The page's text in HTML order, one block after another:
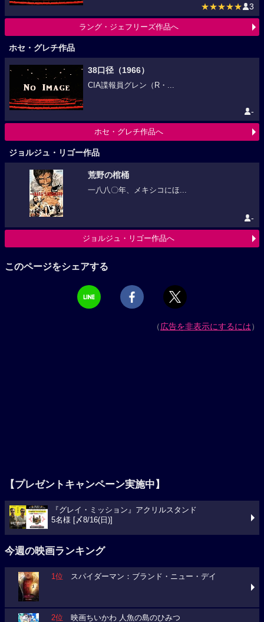
★★★★★ 3
ラング・ジェフリーズ作品へ
ホセ・グレチ作品
38口径（1966）
CIA諜報員グレン（R・...
-
ホセ・グレチ作品へ
ジョルジュ・リゴー作品
荒野の棺桶
一八八〇年、メキシコにほ...
-
ジョルジュ・リゴー作品へ
このページをシェアする
（広告を非表示にするには）
【プレゼントキャンペーン実施中】
『グレイ・ミッション』アクリルスタンド
5名様 [〆8/16(日)]
今週の映画ランキング
1位 スパイダーマン：ブランド・ニュー・デイ
2位 映画ちいかわ 人魚の島のひみつ